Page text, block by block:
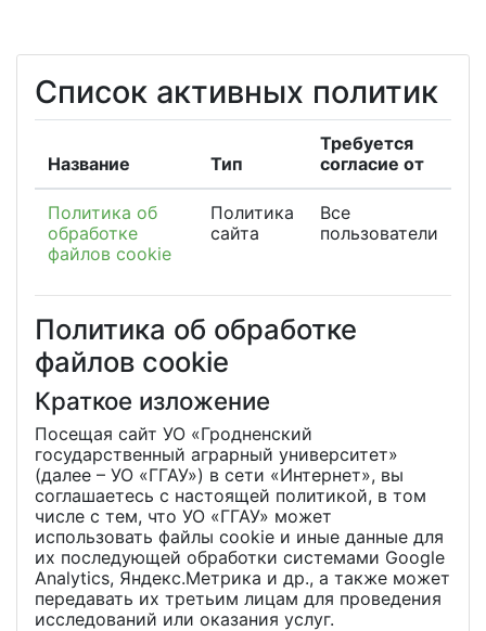
Список активных политик
Название Тип
Требуется
согласие от
Политика об
обработке
файлов cookie
Политика
сайта
Все
пользователи
Политика об обработке
файлов cookie
Краткое изложение
Посещая сайт УО «Гродненский
государственный аграрный университет»
(далее – УО «ГГАУ») в сети «Интернет», вы
соглашаетесь с настоящей политикой, в том
числе с тем, что УО «ГГАУ» может
использовать файлы cookie и иные данные для
их последующей обработки системами Google
Analytics, Яндекс.Метрика и др., а также может
передавать их третьим лицам для проведения
исследований или оказания услуг.